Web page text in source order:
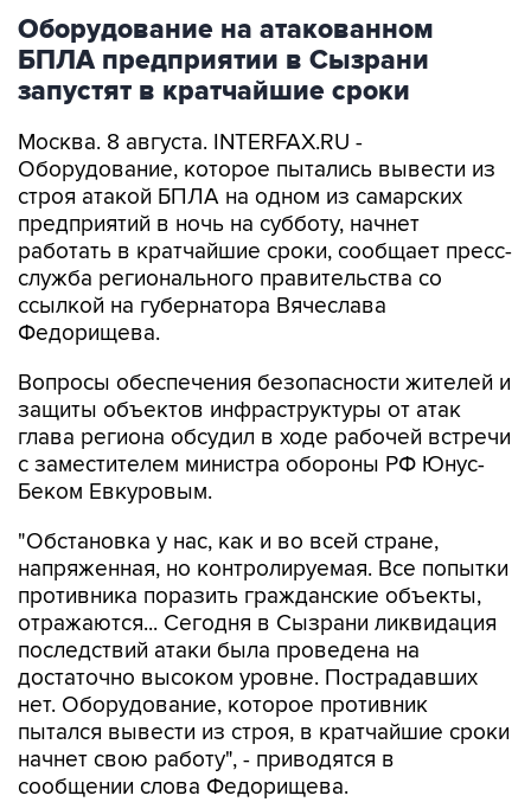
Оборудование на атакованном
БПЛА предприятии в Сызрани
запустят в кратчайшие сроки
Москва. 8 августа. INTERFAX.RU -
Оборудование, которое пытались вывести из
строя атакой БПЛА на одном из самарских
предприятий в ночь на субботу, начнет
работать в кратчайшие сроки, сообщает пресс-
служба регионального правительства со
ссылкой на губернатора Вячеслава
Федорищева.
Вопросы обеспечения безопасности жителей и
защиты объектов инфраструктуры от атак
глава региона обсудил в ходе рабочей встречи
с заместителем министра обороны РФ Юнус-
Беком Евкуровым.
"Обстановка у нас, как и во всей стране,
напряженная, но контролируемая. Все попытки
противника поразить гражданские объекты,
отражаются... Сегодня в Сызрани ликвидация
последствий атаки была проведена на
достаточно высоком уровне. Пострадавших
нет. Оборудование, которое противник
пытался вывести из строя, в кратчайшие сроки
начнет свою работу", - приводятся в
сообщении слова Федорищева.